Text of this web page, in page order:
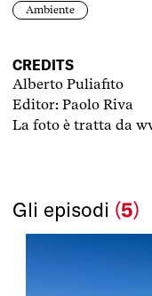
Ambiente
CREDITS
Alberto Puliafito
Editor: Paolo Riva
La foto è tratta da
Gli episodi (5)